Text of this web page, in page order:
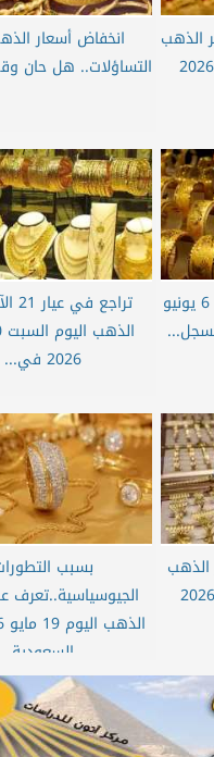
الذهب
اليوم الخميس 4 يونيو 2026
انخفاض أسعار
التساؤلات.. هل حان
سعر الذهب اليوم الثلاثاء 6 يونيو
2026 في...
سعر الذهب
اليوم الأربعاء 20 مايو 2026
بسبب
السعودية